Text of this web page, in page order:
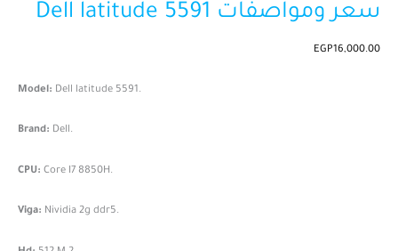
سعر ومواصفات Dell latitude 5591
EGP16,000.00
Model: Dell latitude 5591.
Brand: Dell.
CPU: Core I7 8850H.
Viga: Nividia 2g ddr5.
ومواصفات
latitude